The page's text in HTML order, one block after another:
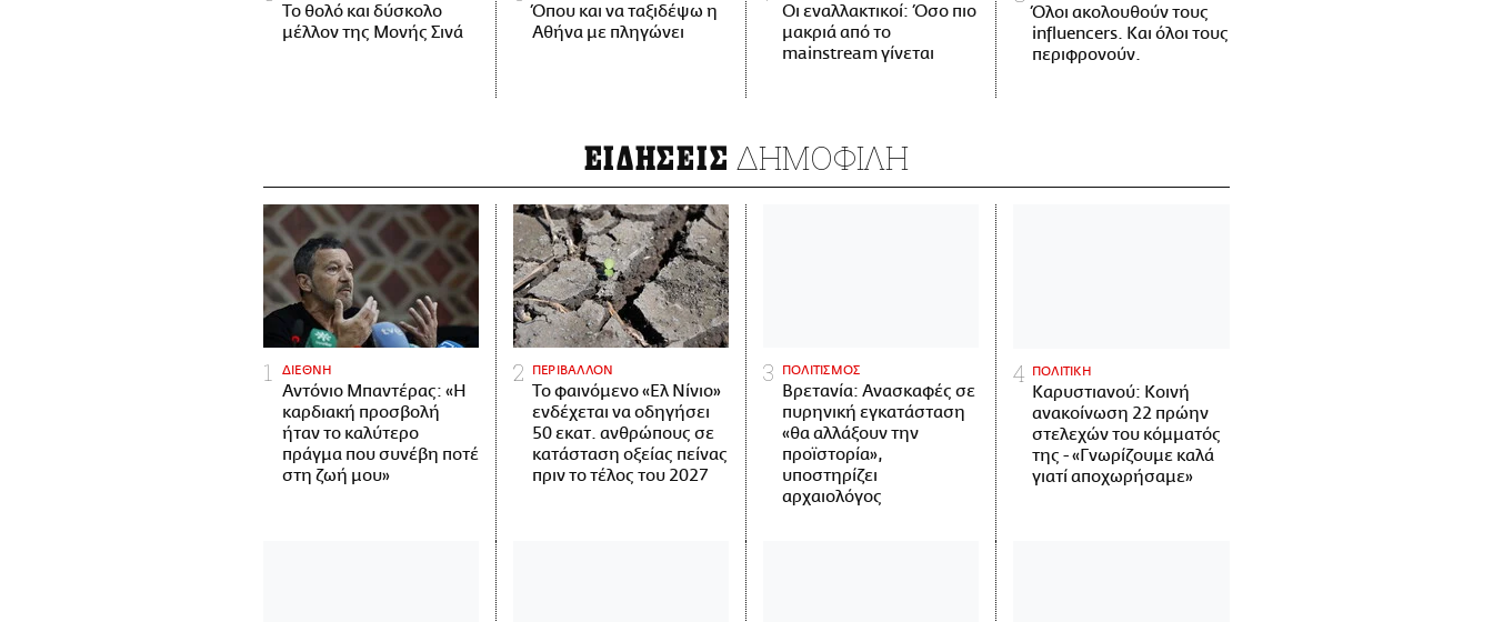
Το θολό και δύσκολο
μέλλον της Μονής Σινά
Όπου και να ταξιδέψω η
Αθήνα με πληγώνει
Οι εναλλακτικοί: Όσο πιο
μακριά από το
mainstream γίνεται
Όλοι ακολουθούν τους
influencers. Και όλοι τους
περιφρονούν.
ΕΙΔΗΣΕΙΣ ΔΗΜΟΦΙΛΗ
ΔΙΕΘΝΗ
Αντόνιο Μπαντέρας: «Η
καρδιακή προσβολή
ήταν το καλύτερο
πράγμα που συνέβη ποτέ
στη ζωή μου»
ΠΕΡΙΒΑΛΛΟΝ
Το φαινόμενο «Ελ Νίνιο»
ενδέχεται να οδηγήσει
50 εκατ. ανθρώπους σε
κατάσταση οξείας πείνας
πριν το τέλος του 2027
ΠΟΛΙΤΙΣΜΟΣ
Βρετανία: Ανασκαφές σε
πυρηνική εγκατάσταση
«θα αλλάξουν την
προϊστορία»,
υποστηρίζει
αρχαιολόγος
ΠΟΛΙΤΙΚΗ
Καρυστιανού: Κοινή
ανακοίνωση 22 πρώην
στελεχών του κόμματός
της - «Γνωρίζουμε καλά
γιατί αποχωρήσαμε»